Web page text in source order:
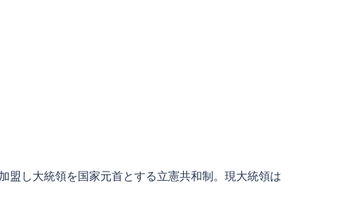
し大統領を国家元首とする立憲共和制。現大統領は